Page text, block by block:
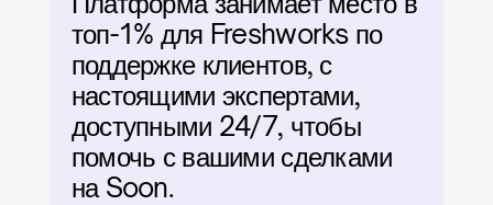
топ-1% для Freshworks по
поддержке клиентов, с
настоящими экспертами,
доступными 24/7, чтобы
помочь с вашими сделками
на Soon.